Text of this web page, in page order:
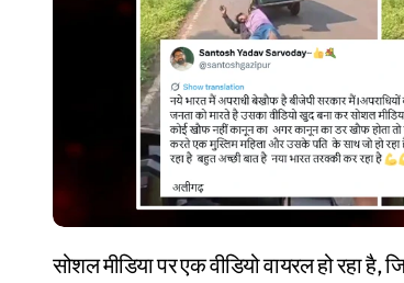
सोशल मीडिया पर एक वीडियो वायरल हो रहा है, जिसमें कुछ लोगों को एक व्यक्ति को ई-रिक्शा से घसीटते हुए और उसकी पिटाई